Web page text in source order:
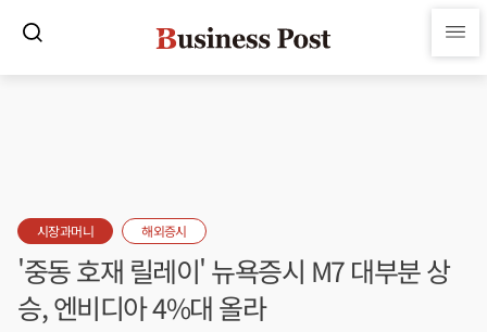
시장과머니 해외증시
'중동 호재 릴레이' 뉴욕증시 M7 대부분 상
승, 엔비디아 4%대 올라